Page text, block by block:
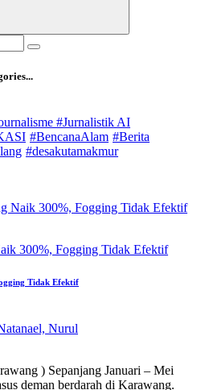
#Jurnalistik AI
#BencanaAlam #Berita
#desakutamakmur
Naik 300%, Fogging Tidak Efektif
Tidak Efektif
Nurul
) Sepanjang Januari – Mei
deman berdarah di Karawang.